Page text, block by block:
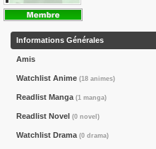
Informations Générales
Amis
Watchlist Anime (18 animes)
Readlist Manga (1 manga)
Readlist Novel (0 novel)
Watchlist Drama (0 drama)